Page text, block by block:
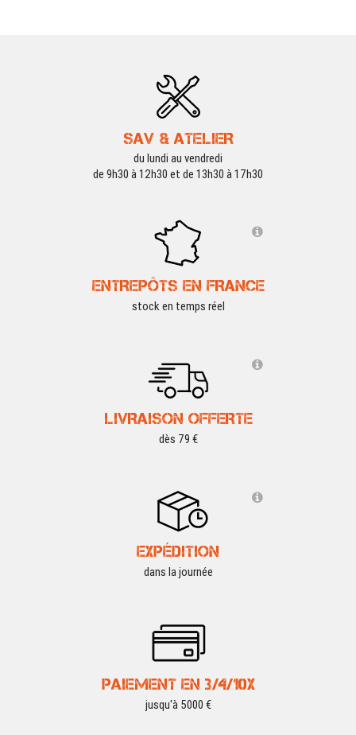
SAV & ATELIER
du lundi au vendredi
de 9h30 à 12h30 et de 13h30 à 17h30
ENTREPÔTS EN FRANCE
stock en temps réel
LIVRAISON OFFERTE
dès 79 €
EXPÉDITION
dans la journée
PAIEMENT EN 3/4/10X
jusqu'à 5000 €